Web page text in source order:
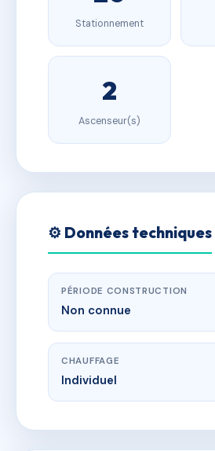
Stationnement
2
Ascenseur(s)
⚙️ Données techniques
PÉRIODE CONSTRUCTION
Non connue
CHAUFFAGE
Individuel